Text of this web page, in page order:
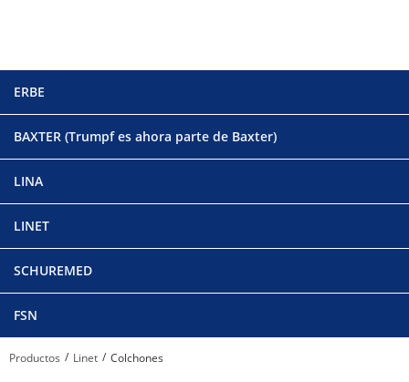
ERBE
BAXTER (Trumpf es ahora parte de Baxter)
LINA
LINET
SCHUREMED
FSN
Productos / Linet / Colchones